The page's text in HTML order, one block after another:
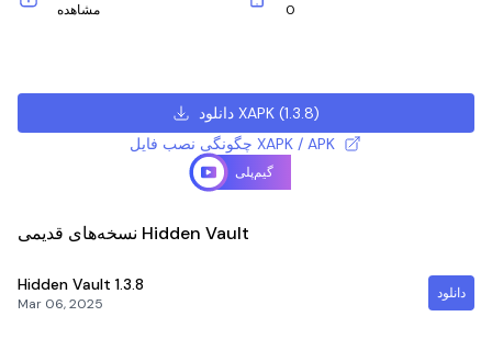
مشاهده 0
دانلود XAPK(1.3.8)
چگونگی نصب فایل XAPK / APK
گیم‌پلی
نسخه‌های قدیمی Hidden Vault
Hidden Vault 1.3.8
Mar 06, 2025
دانلود